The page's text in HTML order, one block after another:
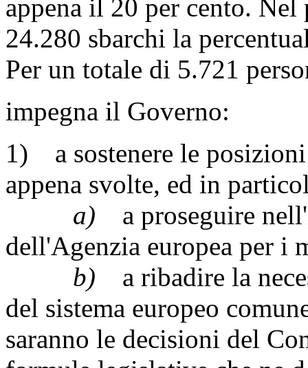
appena il 20 per cento.
24.280 sbarchi la
Per un totale di 5.721
impegna il Governo:
1) a sostenere le posizioni
appena svolte, ed in
a) a proseguire
dell'Agenzia europea per
b) a ribadire la
del sistema europeo
saranno le decisioni del